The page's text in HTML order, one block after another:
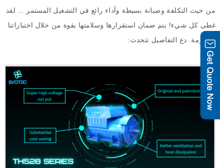
من حيث التكلفة وصيانة بسيطة وأداء رائع في التشغيل المستمر
لقد
غطى كل شيء! يتم ضمان استقرارها وسلامتها بقوة من خلال اختباراتنا
الصارمة
دع التفاصيل تتحدث: